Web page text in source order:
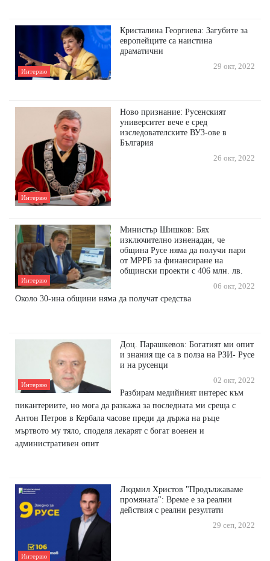
Интервю
Кристалина Георгиева: Загубите за
европейците са наистина
драматични
29 окт, 2022
Интервю
Ново признание: Русенският
университет вече е сред
изследователските ВУЗ-ове в
България
26 окт, 2022
Интервю
Министър Шишков: Бях
изключително изненадан, че
община Русе няма да получи пари
от МРРБ за финансиране на
общински проекти с 406 млн. лв.
06 окт, 2022
Около 30-ина общини няма да получат средства
Интервю
Доц. Парашкевов: Богатият ми опит
и знания ще са в полза на РЗИ- Русе
и на русенци
02 окт, 2022
Разбирам медийният интерес към
пикантериите, но мога да разкажа за последната ми среща с
Антон Петров в Кербала часове преди да държа на ръце
мъртвото му тяло, споделя лекарят с богат военен и
административен опит
Интервю
Людмил Христов "Продължаваме
промяната": Време е за реални
действия с реални резултати
29 сеп, 2022